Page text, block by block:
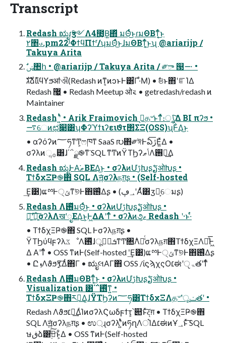
Transcript
Redash ಋೖɾӡ༻Λ4೥͙Β͍΍ͬͯ มΘͬͨ͜ͱɾมΘΒͳ͔ͬͨ͜ͱ
٢঵ࣉ.pm22ʲΦϯϥΠϯʳ/ʮมΘͬͨ͜ͱɺมΘΒͳ͔ͬͨ͜ͱʯ @ariarijp /
Takuya Arita
ࣗݾ঺հ • @ariarijp / Takuya Arita / ༗ా ୓࠸ •
גࣜձࣾίίϥϒϧॴଐ(Redash ͷͳ͔ͷͻͱͰ͸͋Γ·ͤΜ) • ࣗଞͱ΋ʹೝΊΔ
Redash ޷͖ • Redash Meetup ओ࠵ • getredash/redash ͷ
Maintainer
Redash ʹ͍ͭͯ • Arik Fraimovich ࢯ͕த৺ͱͳͬͯ։ൃ͍ͯ͠Δ BI πʔϧ •
࠷େͷಛ௃͸ʮΦʔϓϯιʔειϑτ΢ΣΞ(OSS)ʯͰ͋Δ͜ͱ
• αʔόʔͷ؅ཧͳͲ͕ෆཁͳ SaaS ൛΋༗ঈͰఏڙ͞Ε͍ͯΔ •
σʔλͷૢ࡞͸ɺ΄΅ྫ֎ͳ͘ SQL ͳͲͷΫΤϦʔݴޠΛ࢖༻͢Δ
Redash ಋೖͰΑ͘ޠΒΕΔ͜ͱ • σʔλͷՄࢹԽʂຽओԽʂ •
ΤϯδχΞҎ֎΋ SQL Λॻ͍ͯσʔλநग़ʂ • (Self-hosted
͢Ε͹)ແྉͰ੍ݶͳ͘୭Ͱ΋࢖͑Δʂ • (؀ڥʹΑͬͯ͸ӡ༻͕େมʂ)
Redash Λ࢖ͬͯมΘͬͨ͜ͱ • σʔλͷՄࢹԽʂຽओԽʂ •
ཉ͍࣌͠ʹཉ͍͠σʔλΛखʹೖΕΔ͜ͱ͕Ͱ͖ΔΑ͏ʹͳͬͨ • σʔλͷ૭ޱ͕ Redash ʹ·ͱ·ͬͨ
• ΤϯδχΞҎ֎΋ SQL Ͱσʔλநग़ʂ •
ΫΤϦύϥϝʔλػೳΛ࢖ͬͯɺूܭظؒͳͲ৚݅Λม͑ͨσʔλநग़΋ΤϯδχΞΛհͣ͞Ͱ͖
Δ Α͏ʹͳͬͨ • OSS ͳͷͰ(Self-hosted ʹ͢Ε͹)ແྉͰ੍ݶͳ͘୭Ͱ΋࢖͑Δʂ
• ԸܙΛϑϧʹ׆͔͍ͯ͠Δͭ΋Γ • ಋೖલΑΓ΋ OSS /ίϛϡχςΟ׆ಈʹੵۃతʹͳͬͨ
Redash Λ࢖ͬͯมΘΒͳ͔ͬͨ͜ͱ • σʔλͷՄࢹԽʂຽओԽʂ •
Visualization ͸΄΅࢖ͬͯͳ͍ •
ΤϯδχΞҎ֎΋ར༻͢Δ͕ɺΫΤϦʔͷ؅ཧ͸ΤϯδχΞΛத৺ʹूݖతʹ •
Redash Λϑϧ׆༻͢ΔͨΊͷσʔλϚωδϝϯτ͕՝୊ͱͯ͠දग़ • ΤϯδχΞҎ֎΋
SQL Λॻ͍ͯσʔλநग़ʂ • ಉ্ɻσʔλʹ͍ͭͯͷཧղΛਂΊΔ׆ಈͷҰ؀ͱͯ͠ SQL
ษڧձ͸࣮ࢪͨ͜͠ͱ͕͋Δ • OSS ͳͷͰ(Self-hosted